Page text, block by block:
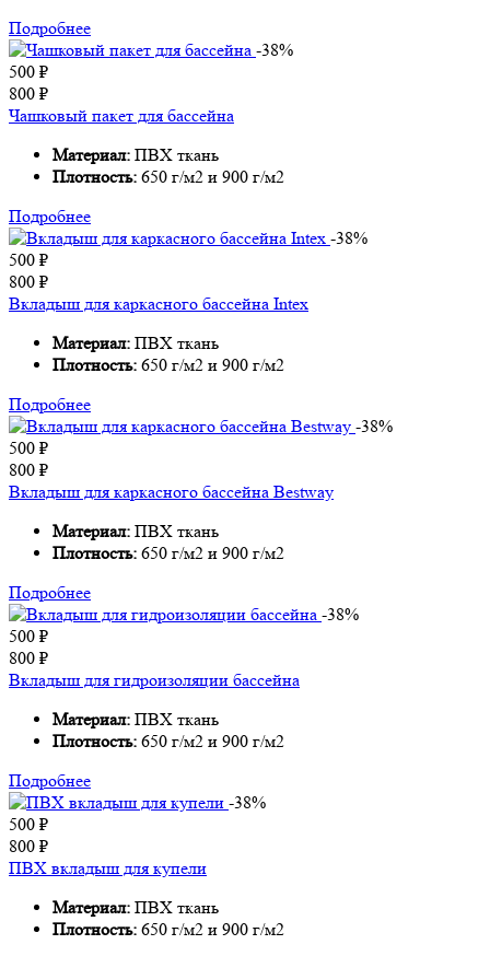
Подробнее
-38%
500 ₽
800 ₽
Чашковый пакет для бассейна
Материал: ПВХ ткань
Плотность: 650 г/м2 и 900 г/м2
Подробнее
-38%
500 ₽
800 ₽
Вкладыш для каркасного бассейна Intex
Материал: ПВХ ткань
Плотность: 650 г/м2 и 900 г/м2
Подробнее
-38%
500 ₽
800 ₽
Вкладыш для каркасного бассейна Bestway
Материал: ПВХ ткань
Плотность: 650 г/м2 и 900 г/м2
Подробнее
-38%
500 ₽
800 ₽
Вкладыш для гидроизоляции бассейна
Материал: ПВХ ткань
Плотность: 650 г/м2 и 900 г/м2
Подробнее
-38%
500 ₽
800 ₽
ПВХ вкладыш для купели
Материал: ПВХ ткань
Плотность: 650 г/м2 и 900 г/м2